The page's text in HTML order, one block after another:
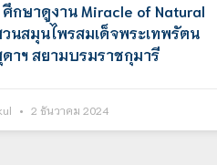
กษาดูงาน Miracle of Natural
นสมุนไพรสมเด็จพระเทพรัตน
าฯ สยามบรมราชกุมารี
2 ธันวาคม 2024